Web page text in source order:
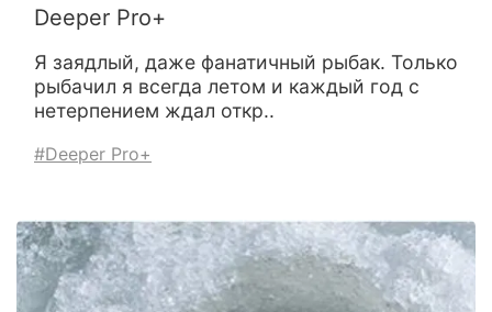
Deeper Pro+
Я заядлый, даже фанатичный рыбак. Только
рыбачил я всегда летом и каждый год с
нетерпением ждал откр..
#Deeper Pro+